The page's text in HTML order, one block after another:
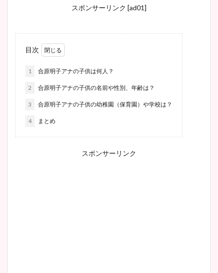
スポンサーリンク [ad01]
目次
1 合原明子アナの子供は何人？
2 合原明子アナの子供の名前や性別、年齢は？
3 合原明子アナの子供の幼稚園（保育園）や学校は？
4 まとめ
スポンサーリンク